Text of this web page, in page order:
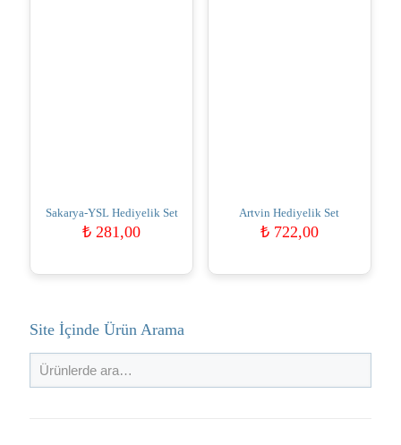
Sakarya-YSL Hediyelik Set
₺ 281,00
Artvin Hediyelik Set
₺722,00
Site İçinde Ürün Arama